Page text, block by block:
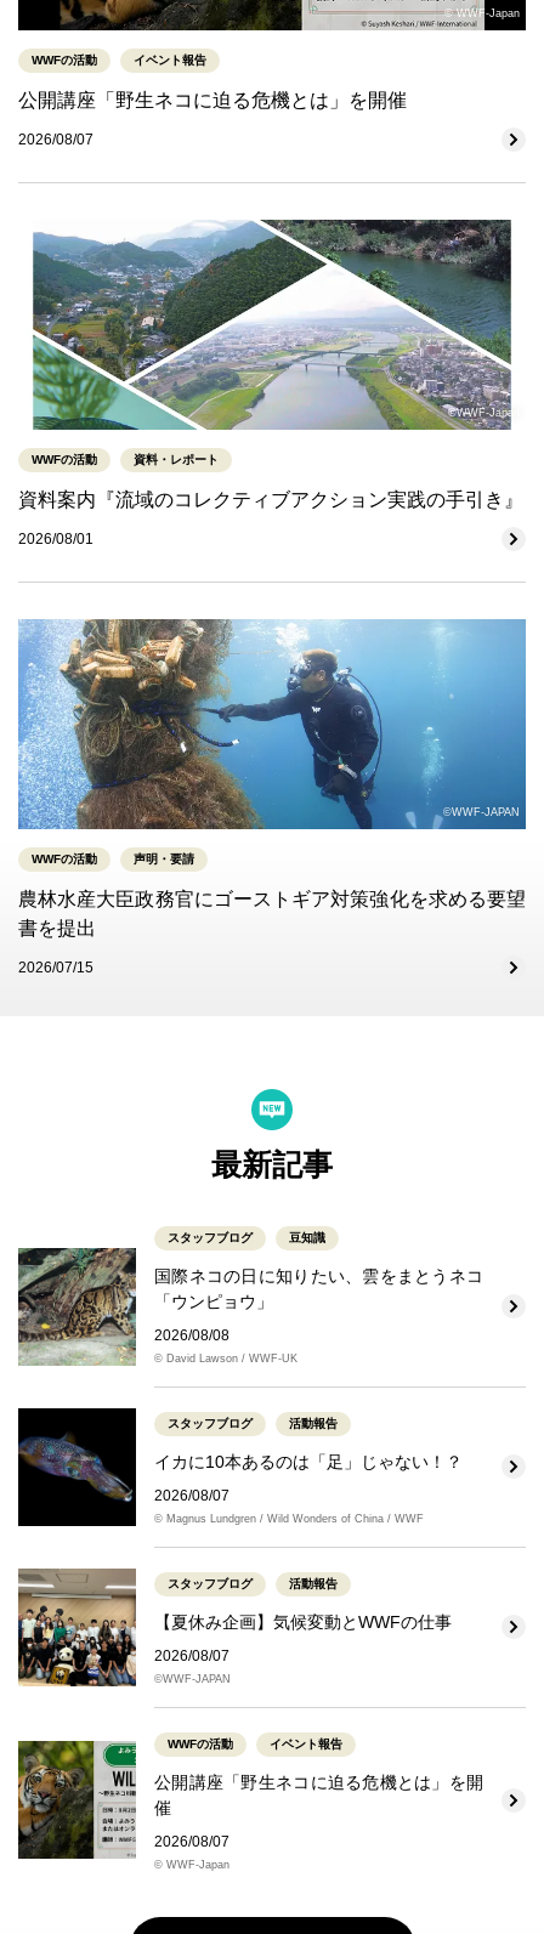
© WWF-Japan
WWFの活動 イベント報告
公開講座「野生ネコに迫る危機とは」を開催
2026/08/07
©WWF-Japan
WWFの活動 資料・レポート
資料案内『流域のコレクティブアクション実践の手引き』
2026/08/01
©WWF-JAPAN
WWFの活動 声明・要請
農林水産大臣政務官にゴーストギア対策強化を求める要望
書を提出
2026/07/15
最新記事
スタッフブログ 豆知識
国際ネコの日に知りたい、雲をまとうネコ
「ウンピョウ」
2026/08/08
© David Lawson / WWF-UK
スタッフブログ 活動報告
イカに10本あるのは「足」じゃない！？
2026/08/07
© Magnus Lundgren / Wild Wonders of China / WWF
スタッフブログ 活動報告
【夏休み企画】気候変動とWWFの仕事
2026/08/07
©WWF-JAPAN
WWFの活動 イベント報告
公開講座「野生ネコに迫る危機とは」を開
催
2026/08/07
© WWF-Japan